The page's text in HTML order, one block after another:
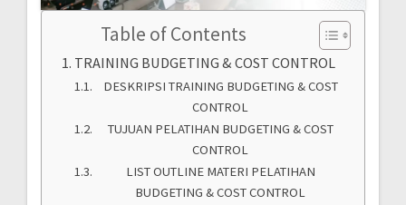
Table of Contents
TRAINING BUDGETING & COST CONTROL
DESKRIPSI TRAINING BUDGETING & COST
CONTROL
TUJUAN PELATIHAN BUDGETING & COST
CONTROL
LIST OUTLINE MATERI PELATIHAN
BUDGETING & COST CONTROL